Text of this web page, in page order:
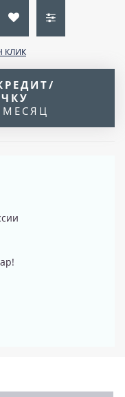
КЛИК
МЕСЯЦ